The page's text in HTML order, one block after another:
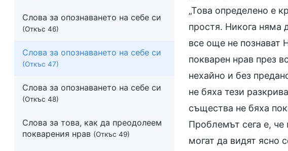
Слова за опознаването на себе си
(Откъс 46)
Слова за опознаването на себе си
(Откъс 47)
Слова за опознаването на себе си
(Откъс 48)
Слова за това, как да преодолеем
покварения нрав (Откъс 49)
„Това определено е
простя. Никога няма
все още не познават
покварен нрав през
нехайно и без
не бяха тези
същества не бяха
Проблемът сега е, че
могат да видят ясно